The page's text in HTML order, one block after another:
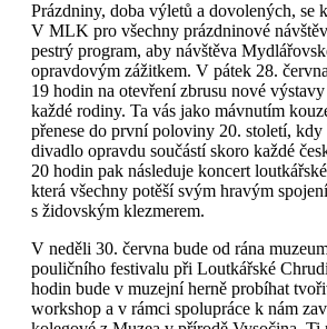
Prázdniny, doba výletů a dovolených, se
V MLK pro všechny prázdninové
pestrý program, aby návštěva
opravdovým zážitkem. V pátek 28.
19 hodin na otevření zbrusu nové
každé rodiny. Ta vás jako mávnutím
přenese do první poloviny 20. století,
divadlo opravdu součástí skoro každé
20 hodin pak následuje koncert
která všechny potěší svým hravým
s židovským klezmerem.
V neděli 30. června bude od rána
pouličního festivalu při Loutkářské
hodin bude v muzejní herně probíhat
workshop a v rámci spolupráce k nám